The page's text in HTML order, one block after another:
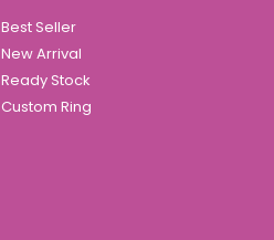
Best Seller
New Arrival
Ready Stock
Custom Ring